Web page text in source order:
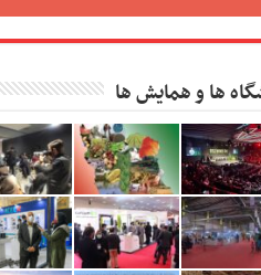
ها و همایش ها